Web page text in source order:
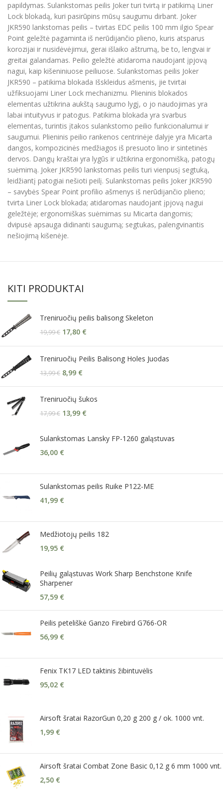
papildymas. Sulankstomas peilis Joker turi tvirtą ir patikimą Liner
Lock blokadą, kuri pasirūpins mūsų saugumu dirbant. Joker
JKR590 lankstomas peilis – tvirtas EDC peilis 100 mm ilgio Spear
Point geležtė pagaminta iš nerūdijančio plieno, kuris atsparus
korozijai ir nusidėvėjimui, gerai išlaiko aštrumą, be to, lengvai ir
greitai galandamas. Peilio geležtė atidaroma naudojant įpjovą
nagui, kaip kišeniniuose peiliuose. Sulankstomas peilis Joker
JKR590 – patikima blokada Išskleidus ašmenis, jie tvirtai
užfiksuojami Liner Lock mechanizmu. Plieninis blokados
elementas užtikrina aukštą saugumo lygį, o jo naudojimas yra
labai intuityvus ir patogus. Patikima blokada yra svarbus
elementas, turintis įtakos sulankstomo peilio funkcionalumui ir
saugumui. Plieninis peilio rankenos centrinėje dalyje yra Micarta
dangos, kompozicinės medžiagos iš presuoto lino ir sintetinės
dervos. Dangų kraštai yra lygūs ir užtikrina ergonomišką, patogų
suėmimą. Joker JKR590 lankstomas peilis turi vienpusį segtuką,
leidžiantį patogiai nešioti peilį. Sulankstomas peilis Joker JKR590
– savybės Spear Point profilio ašmenys iš nerūdijančio plieno;
tvirta Liner Lock blokada; atidaromas naudojant įpjovą nagui
geležtėje; ergonomiškas suėmimas su Micarta dangomis;
dvipusė apsauga didinanti saugumą; segtukas, palengvinantis
nešiojimą kišenėje.
KITI PRODUKTAI
Treniruočių peilis balisong Skeleton
19,99€ 17,80 €
Treniruočių Peilis Balisong Holes Juodas
13,99€ 8,99 €
Treniruočių šukos
17,99€ 13,99 €
Sulankstomas Lansky FP-1260 galąstuvas
36,00 €
Sulankstomas peilis Ruike P122-ME
41,99 €
Medžiotojų peilis 182
19,95 €
Peilių galąstuvas Work Sharp Benchstone Knife
Sharpener
57,59 €
Peilis peteliškė Ganzo Firebird G766-OR
56,99 €
Fenix TK17 LED taktinis žibintuvėlis
95,02 €
Airsoft šratai RazorGun 0,20 g 200 g / ok. 1000 vnt.
1,99 €
Airsoft šratai Combat Zone Basic 0,12 g 6 mm 1000 vnt.
2,50 €